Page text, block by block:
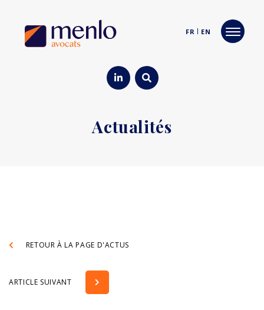
FR EN
Actualités
RETOUR À LA PAGE D'ACTUS
ARTICLE SUIVANT